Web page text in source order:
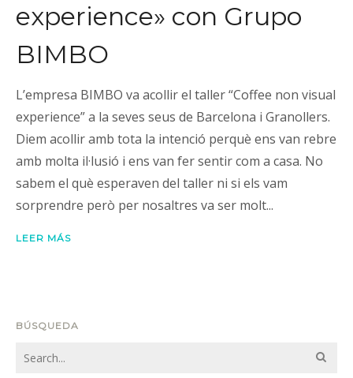
experience» con Grupo
BIMBO
L’empresa BIMBO va acollir el taller “Coffee non visual
experience” a la seves seus de Barcelona i Granollers.
Diem acollir amb tota la intenció perquè ens van rebre
amb molta il·lusió i ens van fer sentir com a casa. No
sabem el què esperaven del taller ni si els vam
sorprendre però per nosaltres va ser molt...
LEER MÁS
BÚSQUEDA